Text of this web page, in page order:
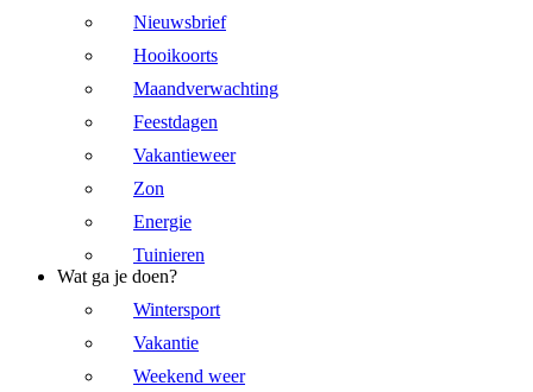
Nieuwsbrief
Hooikoorts
Maandverwachting
Feestdagen
Vakantieweer
Zon
Energie
Tuinieren
Wat ga je doen?
Wintersport
Vakantie
Weekend weer